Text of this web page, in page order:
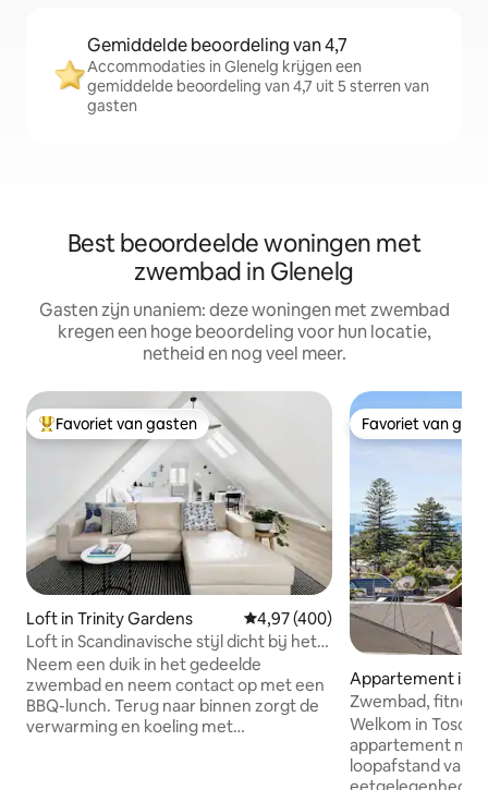
Gemiddelde beoordeling van 4,7
Accommodaties in Glenelg krijgen een
gemiddelde beoordeling van 4,7 uit 5 sterren van
gasten
Best beoordeelde woningen met
zwembad in Glenelg
Gasten zijn unaniem: deze woningen met zwembad
kregen een hoge beoordeling voor hun locatie,
netheid en nog veel meer.
Topfavoriet van gasten
Favoriet van gasten
Loft in Trinity Gardens Gemiddelde beoordeling van
4,97 (400)
Loft in Scandinavische stijl dicht bij het
kosmopolitische Norwood Parade
Neem een duik in het gedeelde
zwembad en neem contact op met een
BBQ-lunch. Terug naar binnen zorgt de
verwarming en koeling met
Favoriet van
Favoriet van
Appartement in
Zwembad,
gratis
de stad
Welkom in
appartement met
loopafstand van